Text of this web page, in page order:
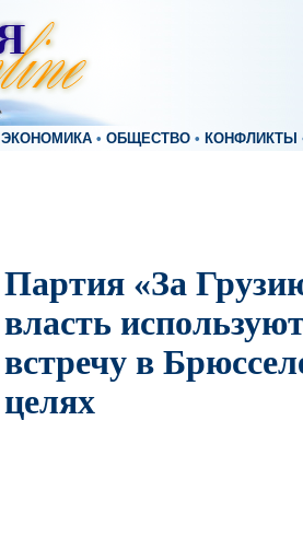
ЭКОНОМИКА • ОБЩЕСТВО • КОНФЛИКТЫ
Партия «За
власть
встречу в
целях